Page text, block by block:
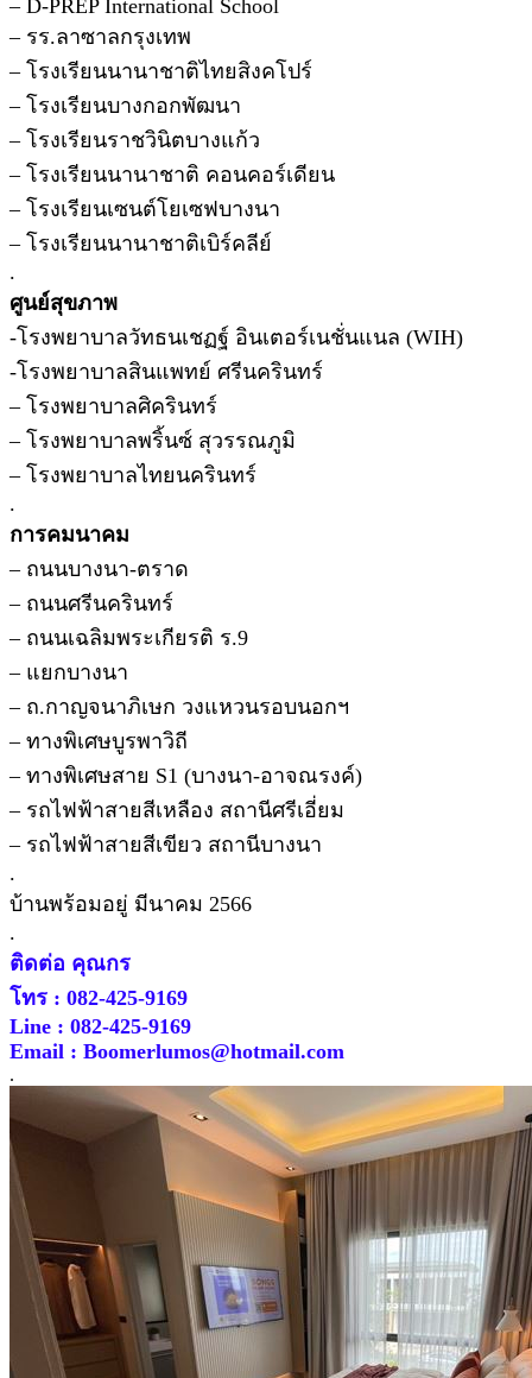
– D-PREP International School
– รร.ลาซาลกรุงเทพ
– โรงเรียนนานาชาติไทยสิงคโปร์
– โรงเรียนบางกอกพัฒนา
– โรงเรียนราชวินิตบางแก้ว
– โรงเรียนนานาชาติ คอนคอร์เดียน
– โรงเรียนเซนต์โยเซฟบางนา
– โรงเรียนนานาชาติเบิร์คลีย์
.
ศูนย์สุขภาพ
-โรงพยาบาลวัทธนเชฏฐ์ อินเตอร์เนชั่นแนล (WIH)
-โรงพยาบาลสินแพทย์ ศรีนครินทร์
– โรงพยาบาลศิครินทร์
– โรงพยาบาลพริ้นซ์ สุวรรณภูมิ
– โรงพยาบาลไทยนครินทร์
.
การคมนาคม
– ถนนบางนา-ตราด
– ถนนศรีนครินทร์
– ถนนเฉลิมพระเกียรติ ร.9
– แยกบางนา
– ถ.กาญจนาภิเษก วงแหวนรอบนอกฯ
– ทางพิเศษบูรพาวิถี
– ทางพิเศษสาย S1 (บางนา-อาจณรงค์)
– รถไฟฟ้าสายสีเหลือง สถานีศรีเอี่ยม
– รถไฟฟ้าสายสีเขียว สถานีบางนา
.
บ้านพร้อมอยู่ มีนาคม 2566
.
ติดต่อ คุณกร
โทร : 082-425-9169
Line : 082-425-9169
Email : Boomerlumos@hotmail.com
.